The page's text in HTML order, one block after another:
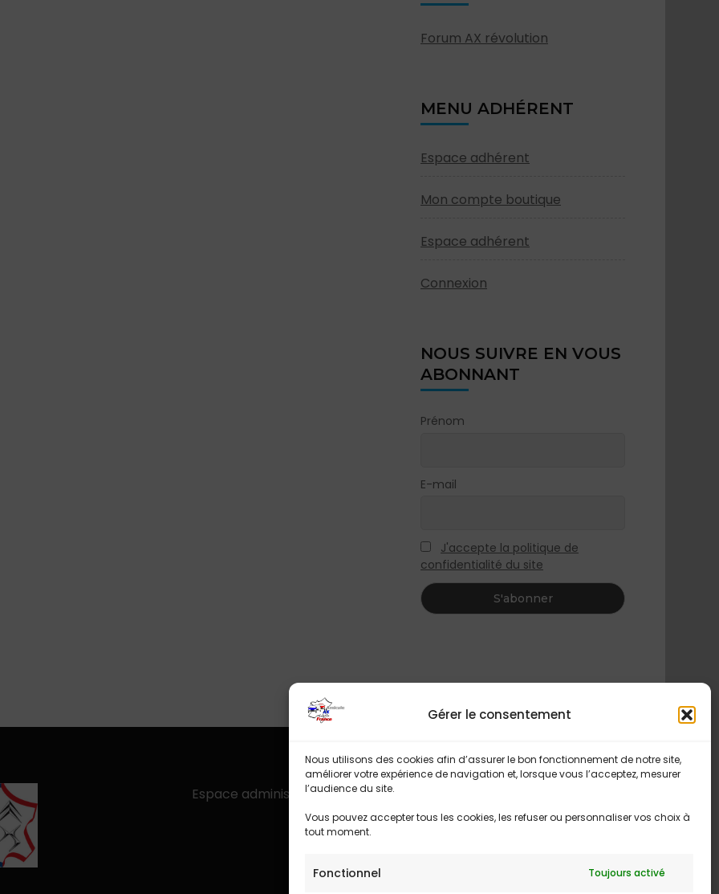
Gérer le consentement
Nous utilisons des cookies afin d’assurer le bon fonctionnement de notre site,
améliorer votre expérience de navigation et, lorsque vous l’acceptez, mesurer
l’audience du site.
Vous pouvez accepter tous les cookies, les refuser ou personnaliser vos choix à
tout moment.
Fonctionnel Toujours activé
Forum AX révolution
MENU ADHÉRENT
Espace adhérent
Mon compte boutique
Espace adhérent
Connexion
NOUS SUIVRE EN VOUS
ABONNANT
Prénom
E-mail
J'accepte la politique de
confidentialité du site
Espace administration